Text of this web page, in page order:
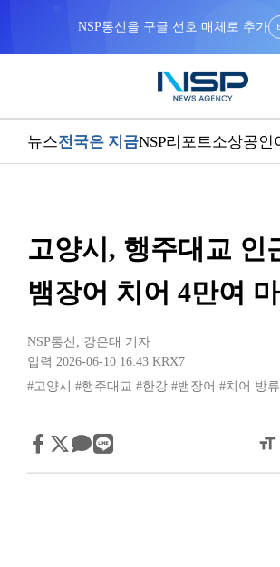
NSP통신을 구글 선호 매체로 추가
뉴스전국은 지금NSP리포트소상공인
고양시, 행주대교 인
뱀장어 치어 4만여
NSP통신 , 강은태 기자
입력 2026-06-10 16:43 KRX7
#고양시
#행주대교 #한강 #뱀장어 #치어 방류
format_size